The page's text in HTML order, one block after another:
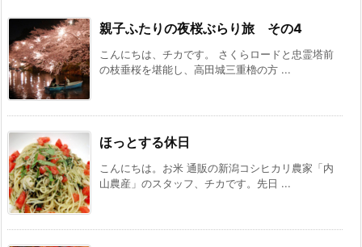
親子ふたりの夜桜ぶらり旅 その4
こんにちは、チカです。 さくらロードと忠霊塔前
の枝垂桜を堪能し、高田城三重櫓の方 ...
ほっとする休日
こんにちは。お米 通販の新潟コシヒカリ農家「内
山農産」のスタッフ、チカです。先日 ...